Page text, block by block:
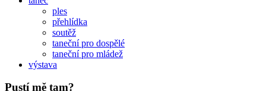
ples
přehlídka
soutěž
taneční pro dospělé
taneční pro mládež
výstava
Pustí mě tam?